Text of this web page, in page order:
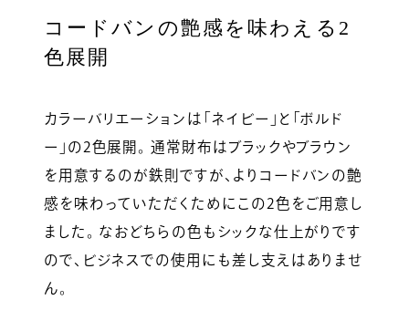
コードバンの艶感を味わえる2
色展開
カラーバリエーションは「ネイビー」と「ボルド
ー」の2色展開。 通常財布はブラックやブラウン
を用意するのが鉄則ですが、よりコードバンの艶
感を味わっていただくためにこの2色をご用意し
ました。 なおどちらの色もシックな仕上がりです
ので、ビジネスでの使用にも差し支えはありませ
ん。